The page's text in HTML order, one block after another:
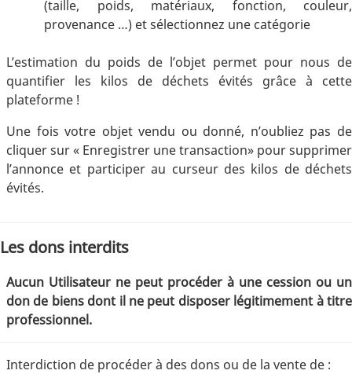
(taille, poids, matériaux, fonction, couleur,
provenance …) et sélectionnez une catégorie
L’estimation du poids de l’objet permet pour nous de
quantifier les kilos de déchets évités grâce à cette
plateforme !
Une fois votre objet vendu ou donné, n’oubliez pas de
cliquer sur « Enregistrer une transaction» pour supprimer
l’annonce et participer au curseur des kilos de déchets
évités.
Les dons interdits
Aucun Utilisateur ne peut procéder à une cession ou un
don de biens dont il ne peut disposer légitimement à titre
professionnel.
Interdiction de procéder à des dons ou de la vente de :